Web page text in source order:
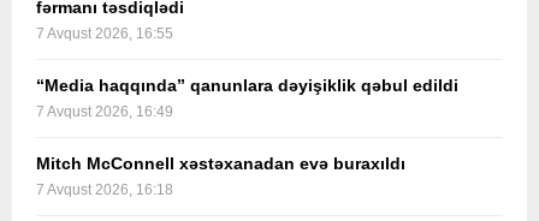
fərmanı təsdiqlədi
7 Avqust 2026, 16:55
“Media haqqında” qanunlara dəyişiklik qəbul edildi
7 Avqust 2026, 16:49
Mitch McConnell xəstəxanadan evə buraxıldı
7 Avqust 2026, 16:18